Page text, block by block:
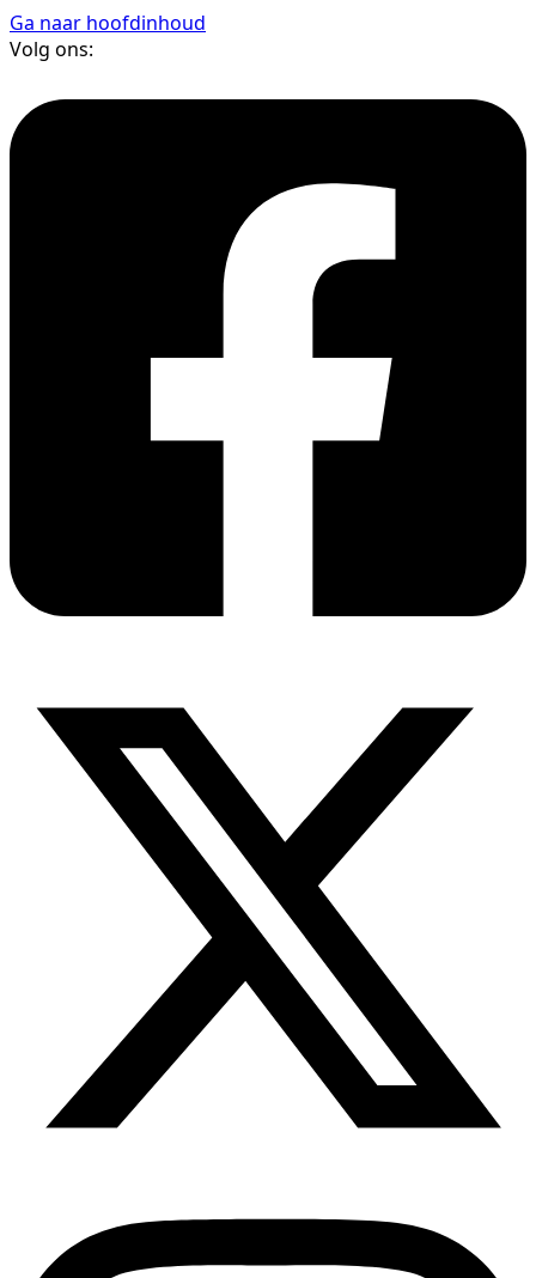
Ga naar hoofdinhoud
Volg ons: